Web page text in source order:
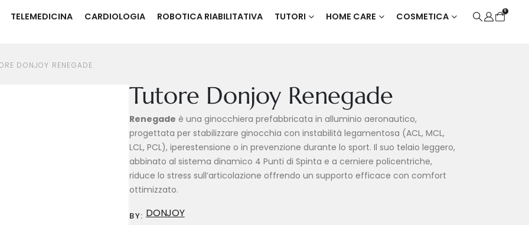
TELEMEDICINA CARDIOLOGIA ROBOTICA RIABILITATIVA TUTORI HOME CARE
COSMETICA
0
DONJOY RENEGADE
Tutore Donjoy Renegade
Renegade è una ginocchiera prefabbricata in alluminio aeronautico,
progettata per stabilizzare ginocchia con instabilità legamentosa (ACL, MCL,
LCL, PCL), iperestensione o in prevenzione durante lo sport. Il suo telaio leggero,
abbinato al sistema dinamico 4 Punti di Spinta e a cerniere policentriche,
riduce lo stress sull’articolazione offrendo un supporto efficace con comfort
ottimizzato.
BY: DONJOY